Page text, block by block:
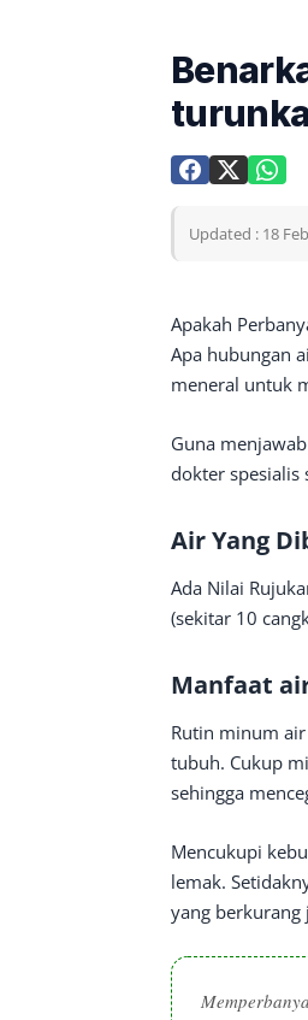
Updated : 18
Apakah
Apa hubungan
meneral untuk
Guna
dokter spesialis
Air Yang
Ada Nilai
(sekitar 10
Manfaat
Rutin minum
tubuh. Cukup
sehingga
Mencukupi
lemak.
yang berkurang